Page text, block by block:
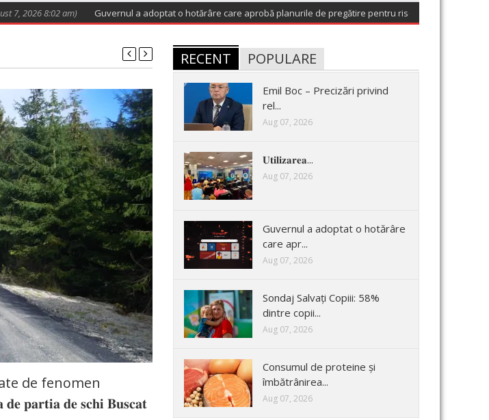
8:02 am) Guvernul a adoptat o hotărâre care aprobă planurile de pregătire pentru riscuri (August 7, 2026 6:03
de fenomen
𝐩𝐚𝐫𝐭𝐢𝐚 𝐝𝐞 𝐬𝐜𝐡𝐢 𝐁𝐮𝐬𝐜𝐚𝐭
RECENT POPULARE
Emil Boc – Precizări privind
rel...
Aug 07, 2026
𝐔𝐭𝐢𝐥𝐢𝐳𝐚𝐫𝐞𝐚...
Aug 07, 2026
Guvernul a adoptat o hotărâre
care apr...
Aug 07, 2026
Sondaj Salvați Copiii: 58%
dintre copii...
Aug 07, 2026
Consumul de proteine și
îmbătrânirea...
Aug 07, 2026